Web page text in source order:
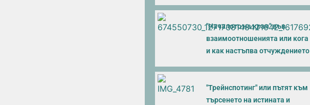
"Началото на края" във
взаимоотношенията или кога
и как настъпва отчуждението
"Трейнспотинг" или пътят към
търсенето на истината и